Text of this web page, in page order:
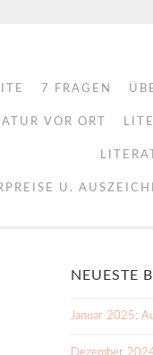
7 FRAGEN
VOR ORT
U.
NEUESTE
Januar 2025: